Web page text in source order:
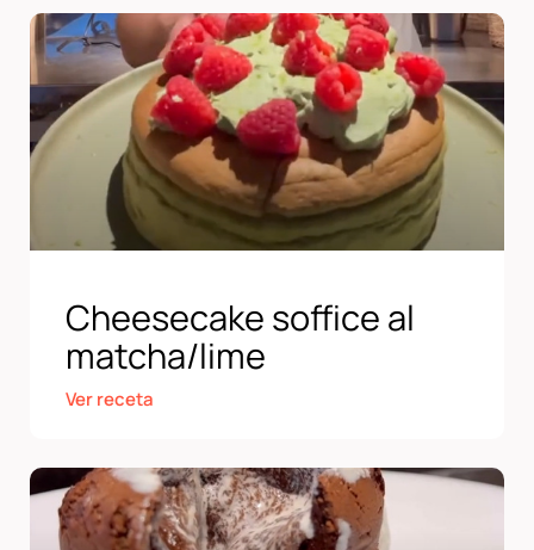
Cheesecake soffice al
matcha/lime
Ver receta